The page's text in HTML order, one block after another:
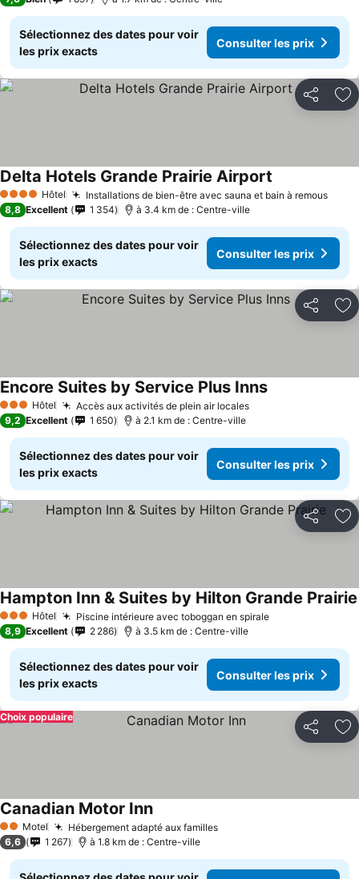
Sélectionnez des dates pour voir
les prix exacts
Consulter les prix
Partager
4 Étoiles Hôtel Installations de bien-être avec sauna et bain à remous
Delta Hotels Grande Prairie Airport
8,8 Excellent 1 354 à 3.4 km de : Centre-ville
Sélectionnez des dates pour voir
les prix exacts
Consulter les prix
Partager
3 ÉtoilesHôtel Accès aux activités de plein air localesConsulter les prix
Encore Suites by Service Plus InnsConsulter les
9,2 Excellent 1 650 à 2.1 km de : Centre-ville
Sélectionnez des dates pour voir
les prix exacts
Consulter les prix
Partager
3 ÉtoilesHôtel Piscine intérieure avec toboggan en spiraleConsulter les
Hampton Inn & Suites by Hilton Grande Prairie
8,9 Excellent 2 286 à 3.5 km de : Centre-ville
Sélectionnez des dates pour voir
les prix exacts
Consulter les prix
Partager
Choix populaire
2 ÉtoilesMotel Hébergement adapté aux famillesConsulter les prix
Canadian Motor InnConsulter les prix
6,6 1 267 à 1.8 km de : Centre-ville